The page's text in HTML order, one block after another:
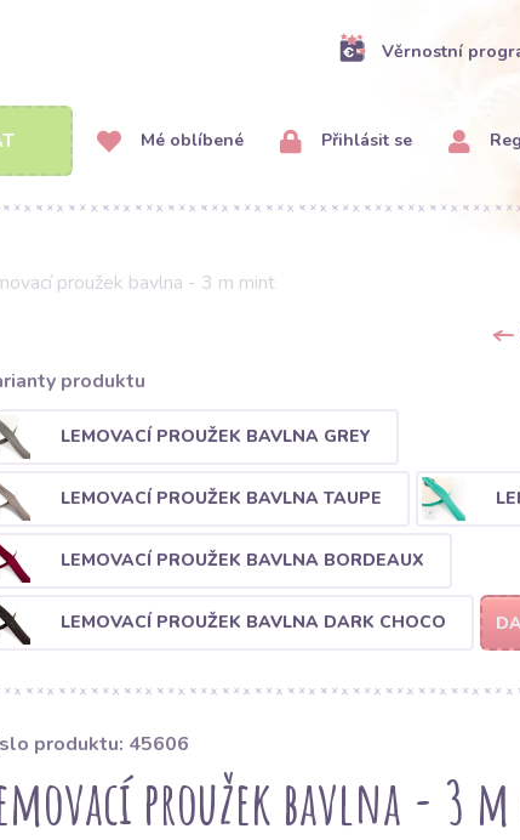
Věrnostní
Mé oblíbené Přihlásit se
proužek bavlna - 3 m mint
produktu
LEMOVACÍ PROUŽEK BAVLNA GREY
LEMOVACÍ PROUŽEK BAVLNA TAUPE
LEMOVACÍ PROUŽEK BAVLNA BORDEAUX
LEMOVACÍ PROUŽEK BAVLNA DARK CHOCO
produktu: 45606
proužek bavlna - 3